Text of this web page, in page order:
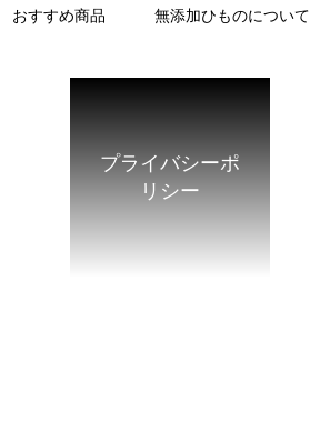
おすすめ商品 無添加ひものについて
プライバシーポ
リシー